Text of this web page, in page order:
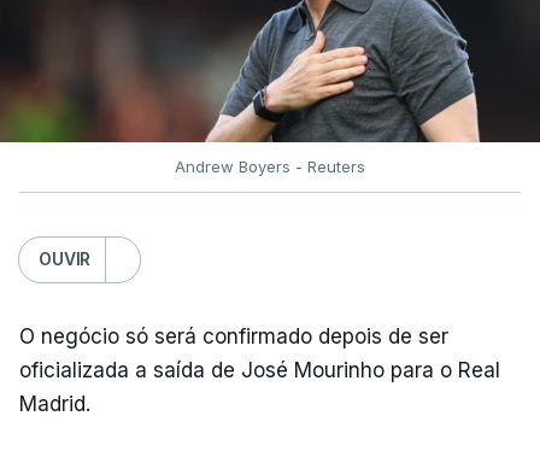
Andrew Boyers - Reuters
OUVIR
O negócio só será confirmado depois de ser
oficializada a saída de José Mourinho para o Real
Madrid.